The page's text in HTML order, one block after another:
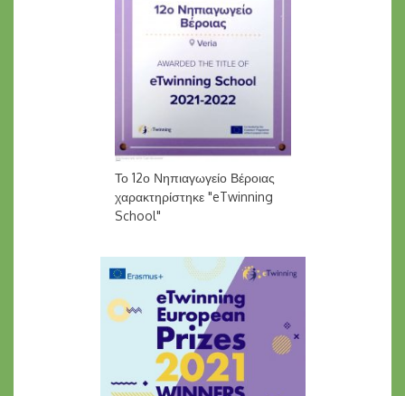
Το 12ο Νηπιαγωγείο Βέροιας
χαρακτηρίστηκε "eTwinning
School"